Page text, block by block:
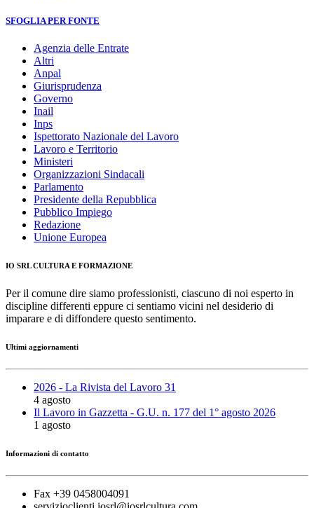
SFOGLIA PER FONTE
Agenzia delle Entrate
Altri
Anpal
Giurisprudenza
Governo
Inail
Inps
Ispettorato Nazionale del Lavoro
Lavoro e Territorio
Ministeri
Organizzazioni Sindacali
Parlamento
Presidente della Repubblica
Pubblico Impiego
Redazione
Unione Europea
IO SRL CULTURA E FORMAZIONE
Per il comune dire siamo professionisti, ciascuno di noi esperto in
discipline differenti eppure ci sentiamo vicini nel desiderio di
imparare e di diffondere questo sentimento.
Ultimi aggiornamenti
2026 - La Rivista del Lavoro 31
4 agosto
Il Lavoro in Gazzetta - G.U. n. 177 del 1° agosto 2026
1 agosto
Informazioni di contatto
Fax +39 0458004091